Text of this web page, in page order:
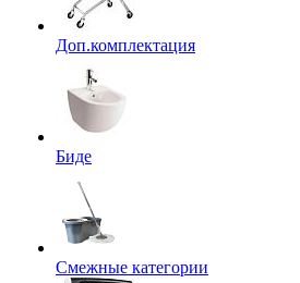
Доп.комплектация
Биде
Смежные категории